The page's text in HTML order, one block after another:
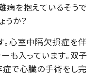
病を抱えているそうで
うか？
。心室中隔欠損症を伴
も入っています。双子
症で心臓の手術をし完